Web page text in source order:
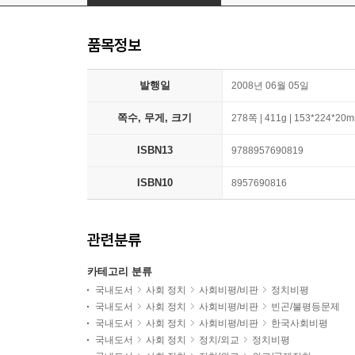
품목정보
발행일 2008년 06월 05일
쪽수, 무게, 크기 278쪽 | 411g |
ISBN13 9788957690819
ISBN10 8957690816
관련분류
카테고리 분류
국내도서 사회 정치 사회비평/비판
정치비평
국내도서
사회 정치 사회비평/비판
빈곤/불평등문제
국내도서
사회 정치 사회비평/비판
한국사회비평
국내도서
사회 정치 정치/외교
정치비평